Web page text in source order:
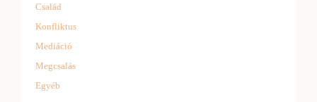
Család
Konfliktus
Mediáció
Megcsalás
Egyéb